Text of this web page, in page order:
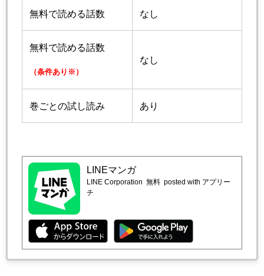
無料で読める話数 なし
無料で読める話数
（条件あり※）
なし
巻ごとの試し読み あり
LINEマンガ
LINE Corporation 無料 posted with アプリー
チ